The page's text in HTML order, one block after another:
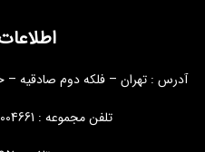
آدرس : تهران – فلکه دوم صادقیه – خیابان
تلفن مجموعه : 02192004661 – 02192004662